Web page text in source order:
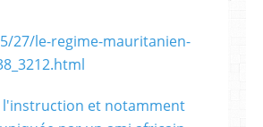
27/le-regime-mauritanien-